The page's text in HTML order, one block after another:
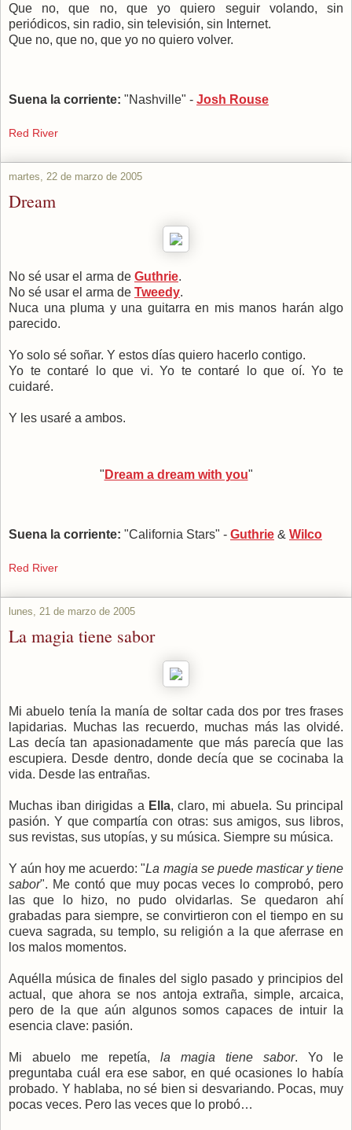
Que no, que no, que yo quiero seguir volando, sin
periódicos, sin radio, sin televisión, sin Internet.
Que no, que no, que yo no quiero volver.
Suena la corriente: "Nashville" - Josh Rouse
Red River
martes, 22 de marzo de 2005
Dream
No sé usar el arma de Guthrie.
No sé usar el arma de Tweedy.
Nuca una pluma y una guitarra en mis manos harán algo
parecido.
Yo solo sé soñar. Y estos días quiero hacerlo contigo.
Yo te contaré lo que vi. Yo te contaré lo que oí. Yo te
cuidaré.
Y les usaré a ambos.
" Dream a dream with you"
Suena la corriente: "California Stars" - Guthrie & Wilco
Red River
lunes, 21 de marzo de 2005
La magia tiene sabor
Mi abuelo tenía la manía de soltar cada dos por tres frases
lapidarias. Muchas las recuerdo, muchas más las olvidé.
Las decía tan apasionadamente que más parecía que las
escupiera. Desde dentro, donde decía que se cocinaba la
vida. Desde las entrañas.
Muchas iban dirigidas a Ella, claro, mi abuela. Su principal
pasión. Y que compartía con otras: sus amigos, sus libros,
sus revistas, sus utopías, y su música. Siempre su música.
Y aún hoy me acuerdo: "La magia se puede masticar y tiene
sabor". Me contó que muy pocas veces lo comprobó, pero
las que lo hizo, no pudo olvidarlas. Se quedaron ahí
grabadas para siempre, se convirtieron con el tiempo en su
cueva sagrada, su templo, su religión a la que aferrase en
los malos momentos.
Aquélla música de finales del siglo pasado y principios del
actual, que ahora se nos antoja extraña, simple, arcaica,
pero de la que aún algunos somos capaces de intuir la
esencia clave: pasión.
Mi abuelo me repetía, la magia tiene sabor. Yo le
preguntaba cuál era ese sabor, en qué ocasiones lo había
probado. Y hablaba, no sé bien si desvariando. Pocas, muy
pocas veces. Pero las veces que lo probó…